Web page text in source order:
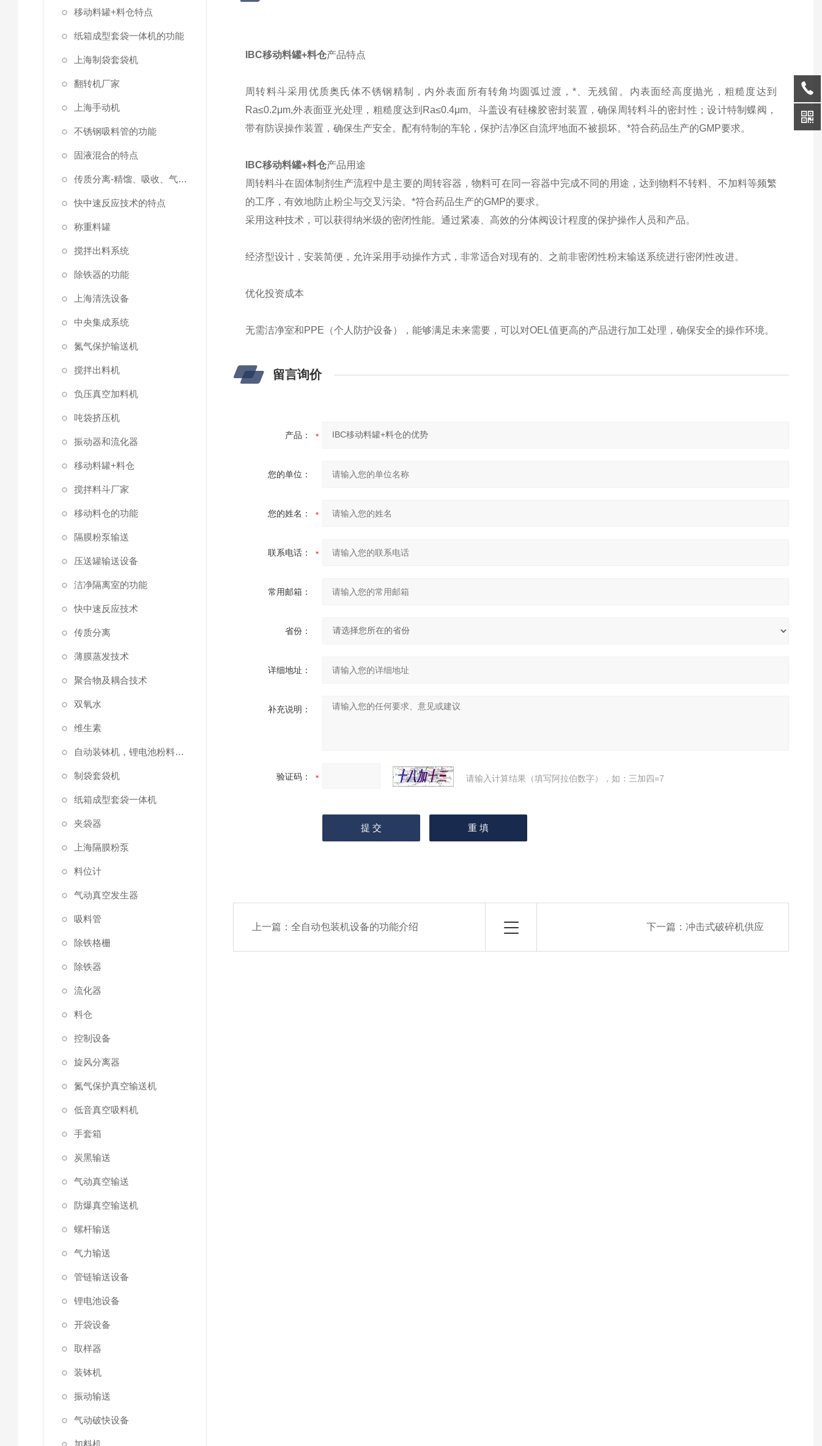
移动料罐+料仓​特点
纸箱成型套袋一体机的功能
上海制袋套袋机
翻转机厂家
上海手动机
不锈钢吸料管的功能
固液混合的特点
传质分离-精馏、吸收、气液固分离
快中速反应技术的特点
称重料罐
搅拌出料系统
除铁器的功能
上海清洗设备
中央集成系统
氮气保护输送机
搅拌出料机
负压真空加料机
吨袋挤压机
振动器和流化器
移动料罐+料仓
搅拌料斗厂家
移动料仓的功能
隔膜粉泵输送
压送罐输送设备
洁净隔离室的功能
快中速反应技术
传质分离
薄膜蒸发技术
聚合物及耦合技术
双氧水
维生素
自动装钵机，锂电池粉料装钵设备
制袋套袋机
纸箱成型套袋一体机
夹袋器
上海隔膜粉泵
料位计
气动真空发生器
吸料管
除铁格栅
除铁器
流化器
料仓
控制设备
旋风分离器
氮气保护真空输送机
低音真空吸料机
手套箱
炭黑输送
气动真空输送
防爆真空输送机
螺杆输送
气力输送
管链输送设备
锂电池设备
开袋设备
取样器
装钵机
振动输送
气动破快设备
加料机
IBC移动料罐+料仓产品特点
周转料斗采用优质奥氏体不锈钢精制，内外表面所有转角均圆弧过渡，*、无残留。内表面经高度抛光，粗糙度达到
Ra≤0.2μm,外表面亚光处理，粗糙度达到Ra≤0.4μm。斗盖设有硅橡胶密封装置，确保周转料斗的密封性；设计特制蝶阀，
带有防误操作装置，确保生产安全。配有特制的车轮，保护洁净区自流坪地面不被损坏。*符合药品生产的GMP要求。
IBC移动料罐+料仓产品用途
周转料斗在固体制剂生产流程中是主要的周转容器，物料可在同一容器中完成不同的用途，达到物料不转料、不加料等频繁
的工序，有效地防止粉尘与交叉污染。*符合药品生产的GMP的要求。
采用这种技术，可以获得纳米级的密闭性能。通过紧凑、高效的分体阀设计程度的保护操作人员和产品。
经济型设计，安装简便，允许采用手动操作方式，非常适合对现有的、之前非密闭性粉末输送系统进行密闭性改进。
优化投资成本
无需洁净室和PPE（个人防护设备），能够满足未来需要，可以对OEL值更高的产品进行加工处理，确保安全的操作环境。
留言询价
产品：
您的单位：
您的姓名：
联系电话：
常用邮箱：
省份：
详细地址：
补充说明：
验证码： 请输入计算结果（填写阿拉伯数字），如：三加四=7
上一篇：全自动包装机设备的功能介绍 下一篇： 冲击式破碎机供应